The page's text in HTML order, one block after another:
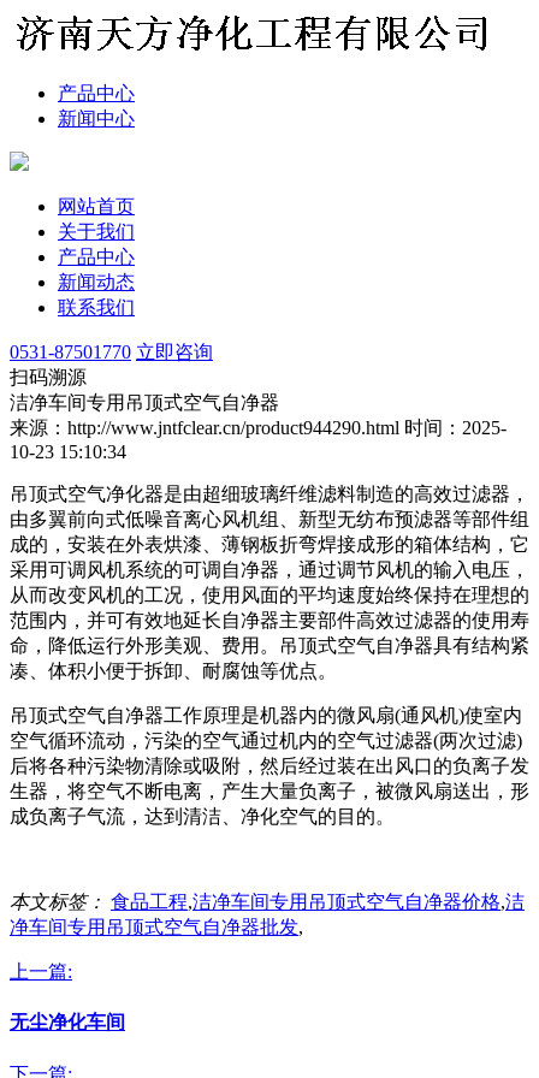
产品中心
新闻中心
网站首页
关于我们
产品中心
新闻动态
联系我们
0531-87501770 立即咨询
扫码溯源
洁净车间专用吊顶式空气自净器
来源：http://www.jntfclear.cn/product944290.html 时间：2025-
10-23 15:10:34
吊顶式空气净化器是由超细玻璃纤维滤料制造的高效过滤器，
由多翼前向式低噪音离心风机组、新型无纺布预滤器等部件组
成的，安装在外表烘漆、薄钢板折弯焊接成形的箱体结构，它
采用可调风机系统的可调自净器，通过调节风机的输入电压，
从而改变风机的工况，使用风面的平均速度始终保持在理想的
范围内，并可有效地延长自净器主要部件高效过滤器的使用寿
命，降低运行外形美观、费用。吊顶式空气自净器具有结构紧
凑、体积小便于拆卸、耐腐蚀等优点。
吊顶式空气自净器工作原理是机器内的微风扇(通风机)使室内
空气循环流动，污染的空气通过机内的空气过滤器(两次过滤)
后将各种污染物清除或吸附，然后经过装在出风口的负离子发
生器，将空气不断电离，产生大量负离子，被微风扇送出，形
成负离子气流，达到清洁、净化空气的目的。
本文标签： 食品工程,洁净车间专用吊顶式空气自净器价格,洁
净车间专用吊顶式空气自净器批发,
上一篇:
无尘净化车间
下一篇: